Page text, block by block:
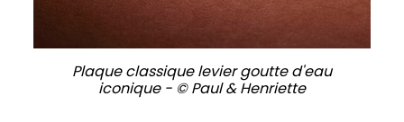
Plaque classique levier goutte d'eau
iconique - © Paul & Henriette